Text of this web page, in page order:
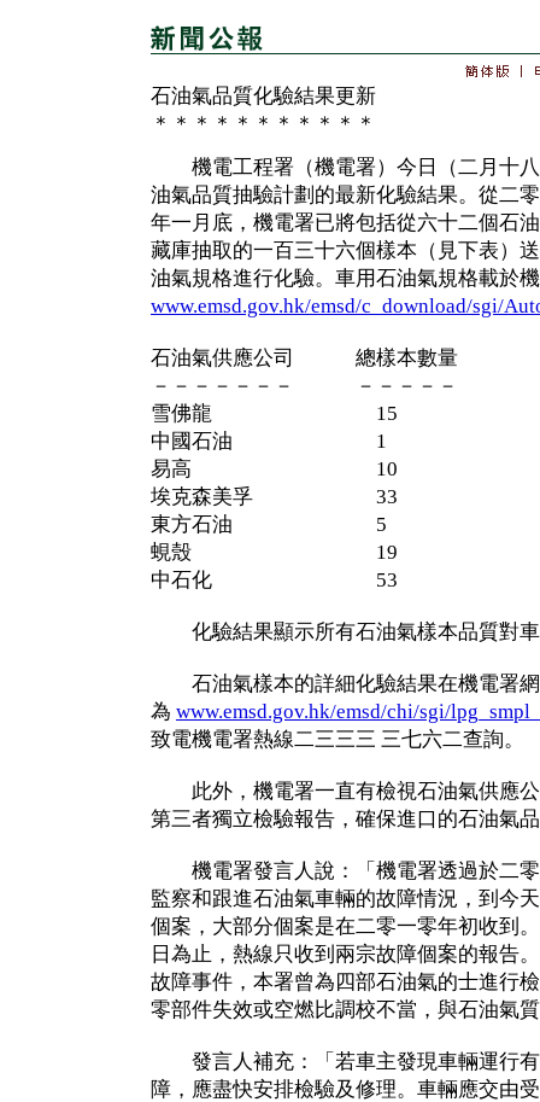
石油氣品質化驗結果更新
＊＊＊＊＊＊＊＊＊＊＊
機電工程署（機電署）今日（二月十八
油氣品質抽驗計劃的最新化驗結果。從二
年一月底，機電署已將包括從六十二個石
藏庫抽取的一百三十六個樣本（見下表）
油氣規格進行化驗。車用石油氣規格載於
www.emsd.gov.hk/emsd/c_download/sgi/
石油氣供應公司 總樣本數量
－－－－－－－ －－－－－
雪佛龍 15
中國石油 1
易高 10
埃克森美孚 33
東方石油 5
蜆殼 19
中石化 53
化驗結果顯示所有石油氣樣本品質對車
石油氣樣本的詳細化驗結果在機電署網
為 www.emsd.gov.hk/emsd/chi/sgi/
致電機電署熱線二三三三 三七六二查詢。
此外，機電署一直有檢視石油氣供應公
第三者獨立檢驗報告，確保進口的石油氣
機電署發言人說：「機電署透過於二零
監察和跟進石油氣車輛的故障情況，到今
個案，大部分個案是在二零一零年初收到
日為止，熱線只收到兩宗故障個案的報告
故障事件，本署曾為四部石油氣的士進行
零部件失效或空燃比調校不當，與石油氣
發言人補充：「若車主發現車輛運行有
障，應盡快安排檢驗及修理。車輛應交由